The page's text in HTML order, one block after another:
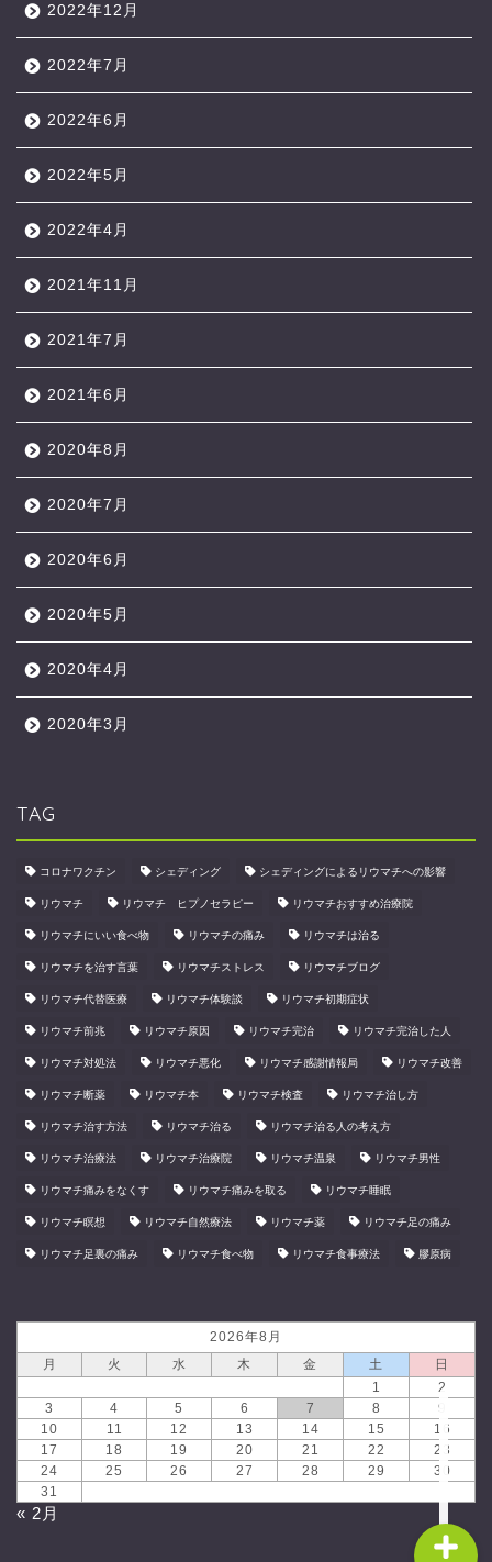
2022年12月
2022年7月
2022年6月
2022年5月
2022年4月
2021年11月
2021年7月
2021年6月
2020年8月
2020年7月
2020年6月
2020年5月
2020年4月
2020年3月
TAG
コロナワクチン シェディング シェディングによるリウマチへの影響
リウマチ リウマチ ヒプノセラピー リウマチおすすめ治療院
リウマチにいい食べ物 リウマチの痛み リウマチは治る
リウマチを治す言葉 リウマチストレス リウマチブログ
リウマチ代替医療 リウマチ体験談 リウマチ初期症状
リウマチ前兆 リウマチ原因 リウマチ完治 リウマチ完治した人
リウマチ対処法 リウマチ悪化 リウマチ感謝情報局 リウマチ改善
リウマチ断薬 リウマチ本 リウマチ検査 リウマチ治し方
リウマチ治す方法 リウマチ治る リウマチ治る人の考え方
リウマチ治療法 リウマチ治療院 リウマチ温泉 リウマチ男性
リウマチ痛みをなくす リウマチ痛みを取る リウマチ睡眠
リウマチ瞑想 リウマチ自然療法 リウマチ薬 リウマチ足の痛み
リウマチ足裏の痛み リウマチ食べ物 リウマチ食事療法 膠原病
2026年8月
月
火 水 木 金 土
日
1
2
3
4 5 6 7 8
9
10
11 12 13 14 15
16
17
18 19 20 21 22
23
24
25 26 27 28 29
30
31
« 2月
食と健康を結ぶリボンショ
ッピングセンター